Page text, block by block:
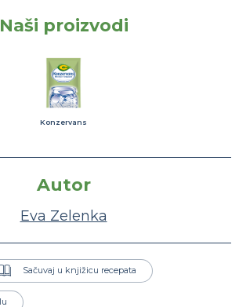
Naši proizvodi
Konzervans
Autor
Eva Zelenka
Sačuvaj u knjižicu recepata